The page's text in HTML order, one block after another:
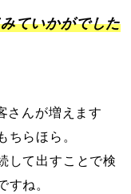
ていかがでした
さんが増えます
らほら。
して出すことで検
ね。